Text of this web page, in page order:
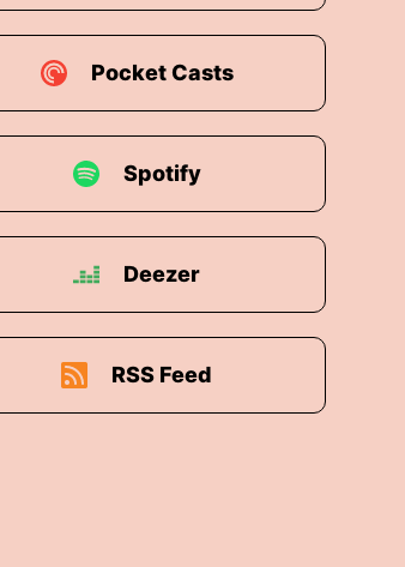
Pocket Casts
Spotify
Deezer
RSS Feed